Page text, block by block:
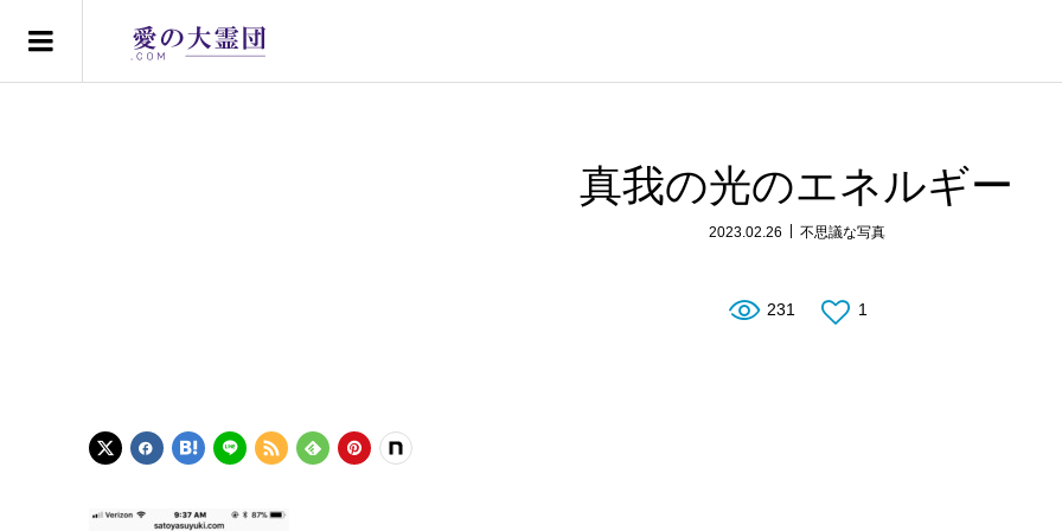
真我の光のエネルギー
2023.02.26 不思議な写真
231 1